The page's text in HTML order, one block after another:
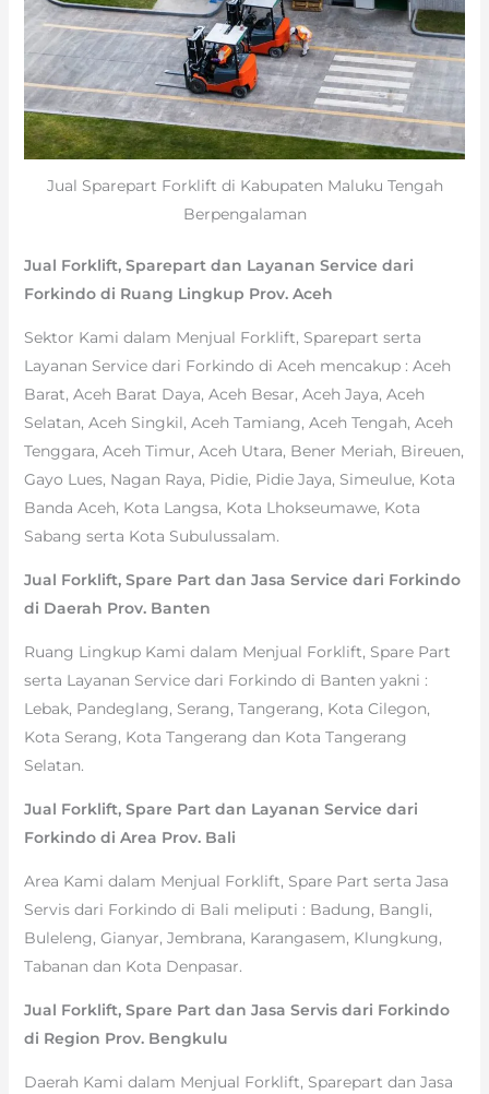
Jual Sparepart Forklift di Kabupaten Maluku Tengah
Berpengalaman
Jual Forklift, Sparepart dan Layanan Service dari
Forkindo di Ruang Lingkup Prov. Aceh
Sektor Kami dalam Menjual Forklift, Sparepart serta
Layanan Service dari Forkindo di Aceh mencakup : Aceh
Barat, Aceh Barat Daya, Aceh Besar, Aceh Jaya, Aceh
Selatan, Aceh Singkil, Aceh Tamiang, Aceh Tengah, Aceh
Tenggara, Aceh Timur, Aceh Utara, Bener Meriah, Bireuen,
Gayo Lues, Nagan Raya, Pidie, Pidie Jaya, Simeulue, Kota
Banda Aceh, Kota Langsa, Kota Lhokseumawe, Kota
Sabang serta Kota Subulussalam.
Jual Forklift, Spare Part dan Jasa Service dari Forkindo
di Daerah Prov. Banten
Ruang Lingkup Kami dalam Menjual Forklift, Spare Part
serta Layanan Service dari Forkindo di Banten yakni :
Lebak, Pandeglang, Serang, Tangerang, Kota Cilegon,
Kota Serang, Kota Tangerang dan Kota Tangerang
Selatan.
Jual Forklift, Spare Part dan Layanan Service dari
Forkindo di Area Prov. Bali
Area Kami dalam Menjual Forklift, Spare Part serta Jasa
Servis dari Forkindo di Bali meliputi : Badung, Bangli,
Buleleng, Gianyar, Jembrana, Karangasem, Klungkung,
Tabanan dan Kota Denpasar.
Jual Forklift, Spare Part dan Jasa Servis dari Forkindo
di Region Prov. Bengkulu
Daerah Kami dalam Menjual Forklift, Sparepart dan Jasa